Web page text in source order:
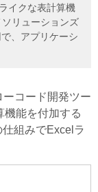
イクな表計算機
リューションズ
、アプリケーシ
コード開発ツー
機能を付加する
組みでExcelラ